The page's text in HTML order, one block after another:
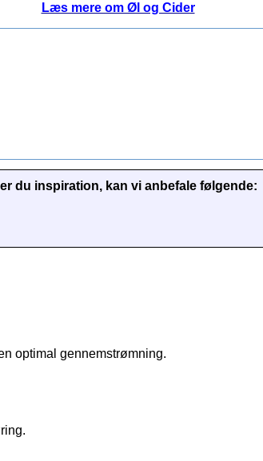
Læs mere om Øl og Cider
du inspiration, kan vi anbefale følgende:
optimal gennemstrømning.